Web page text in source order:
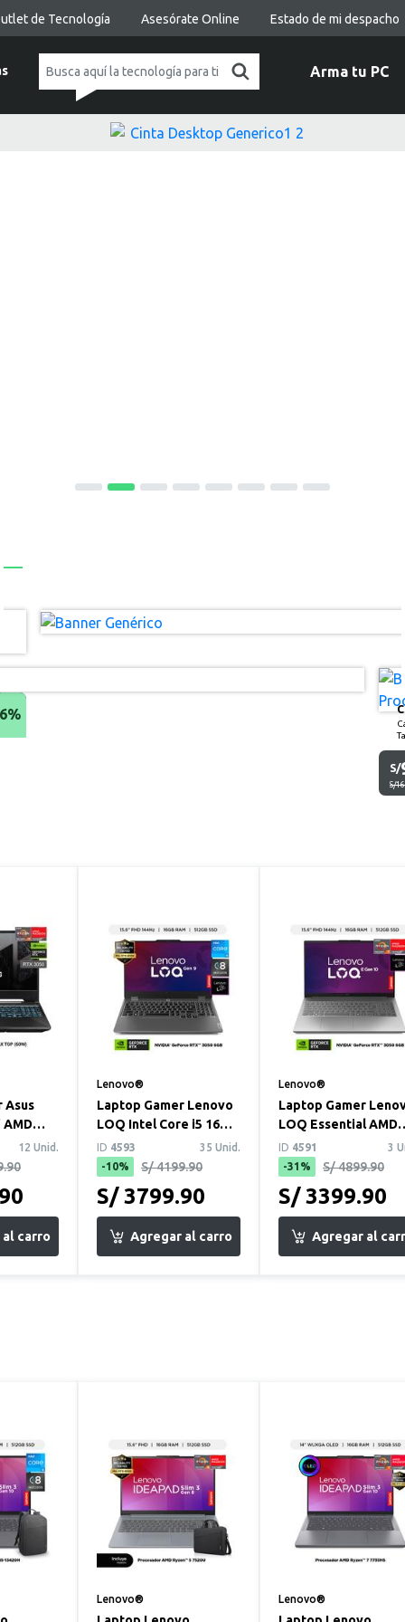
de Tecnología Asesórate Online Estado de mi despacho
Arma tu PC
S/
S/
Asus
AMD
8GB
...
12 Unid.
Lenovo®
Laptop Gamer Lenovo
LOQ Intel Core i5 16GB
RAM 512GB SSD RTX
3050 6GB 15...
ID 4593
35 Unid.
-10%
S/ 4199.90
S/ 3799.90
Lenovo®
Laptop Gamer
LOQ Essential AMD
Ryzen 7 16GB RAM
512GB SSD RTX
ID 4591
3
-31%
S/ 4899.90
S/ 3399.90
Lenovo® Lenovo®